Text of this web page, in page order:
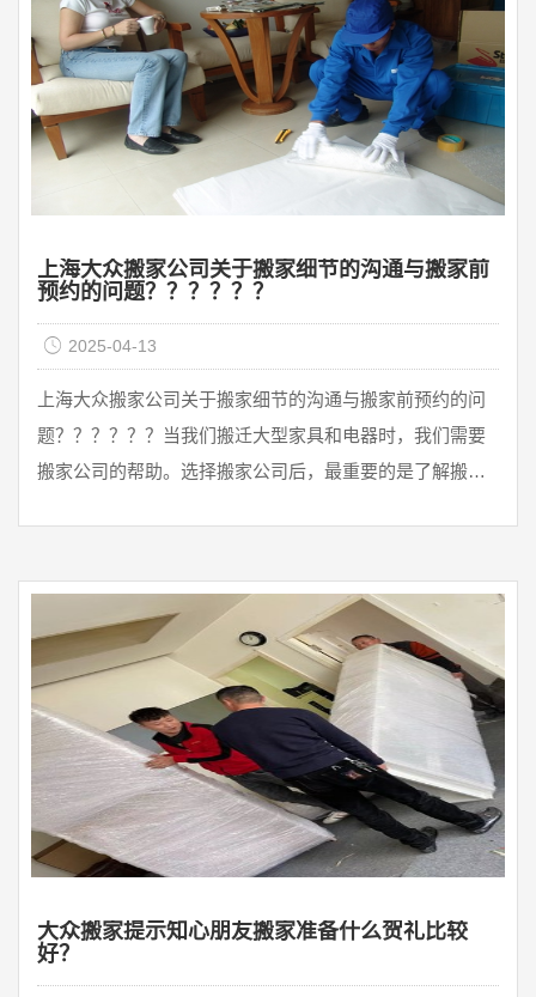
兴搬家提醒您：搬家时一定要找正规的搬家公司，尤其是
搬家物品多 ...
上海大众搬家公司关于搬家细节的沟通与搬家前
预约的问题？？？？？？
2025-04-13
上海大众搬家公司关于搬家细节的沟通与搬家前预约的问
题？？？？？？当我们搬迁大型家具和电器时，我们需要
搬家公司的帮助。选择搬家公司后，最重要的是了解搬家
搬家公司将介绍搬家前需要与搬家公司沟通的细节？首
先，在搬家之前，你需要检查要搬家的物品的数量和完整
性。必要时拍照保存，可与搬家公司负责人交接。交接内
容必须有物品数量，防止物品丢失或损坏，无相关证明。
然后搬家师傅到达 ...
大众搬家提示知心朋友搬家准备什么贺礼比较
好？